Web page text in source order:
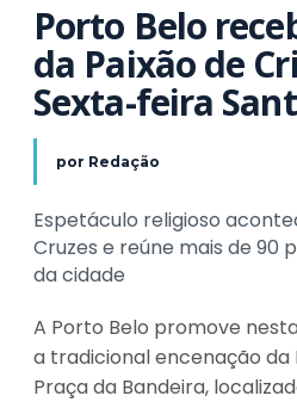
Porto Belo
da Paixão de
Sexta-feira
por Redação
Espetáculo religioso
Cruzes e reúne mais de 90
da cidade
A Porto Belo promove
a tradicional encenação da
Praça da Bandeira,